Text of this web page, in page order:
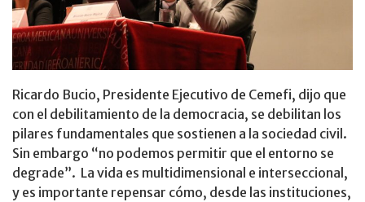
Ricardo Bucio, Presidente Ejecutivo de Cemefi, dijo que
con el debilitamiento de la democracia, se debilitan los
pilares fundamentales que sostienen a la sociedad civil.
Sin embargo “no podemos permitir que el entorno se
degrade”. La vida es multidimensional e interseccional,
y es importante repensar cómo, desde las instituciones,